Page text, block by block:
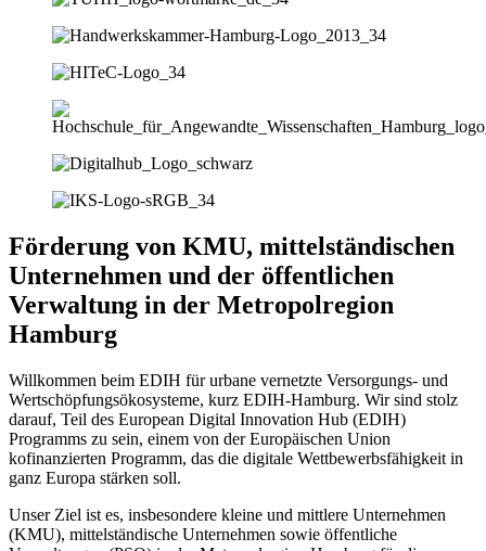
Förderung von KMU, mittelständischen
Unternehmen und der öffentlichen
Verwaltung in der Metropolregion
Hamburg
Willkommen beim EDIH für urbane vernetzte Versorgungs- und
Wertschöpfungsökosysteme, kurz EDIH-Hamburg. Wir sind stolz
darauf, Teil des European Digital Innovation Hub (EDIH)
Programms zu sein, einem von der Europäischen Union
kofinanzierten Programm, das die digitale Wettbewerbsfähigkeit in
ganz Europa stärken soll.
Unser Ziel ist es, insbesondere kleine und mittlere Unternehmen
(KMU), mittelständische Unternehmen sowie öffentliche